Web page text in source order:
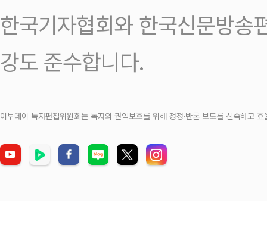
한국기자협회와 한국신문방송
강도 준수합니다.
이투데이 독자편집위원회는 독자의 권익보호를 위해 정정‧반론 보도를 신속하고